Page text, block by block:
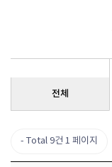
전체
Total 9건 1 페이지